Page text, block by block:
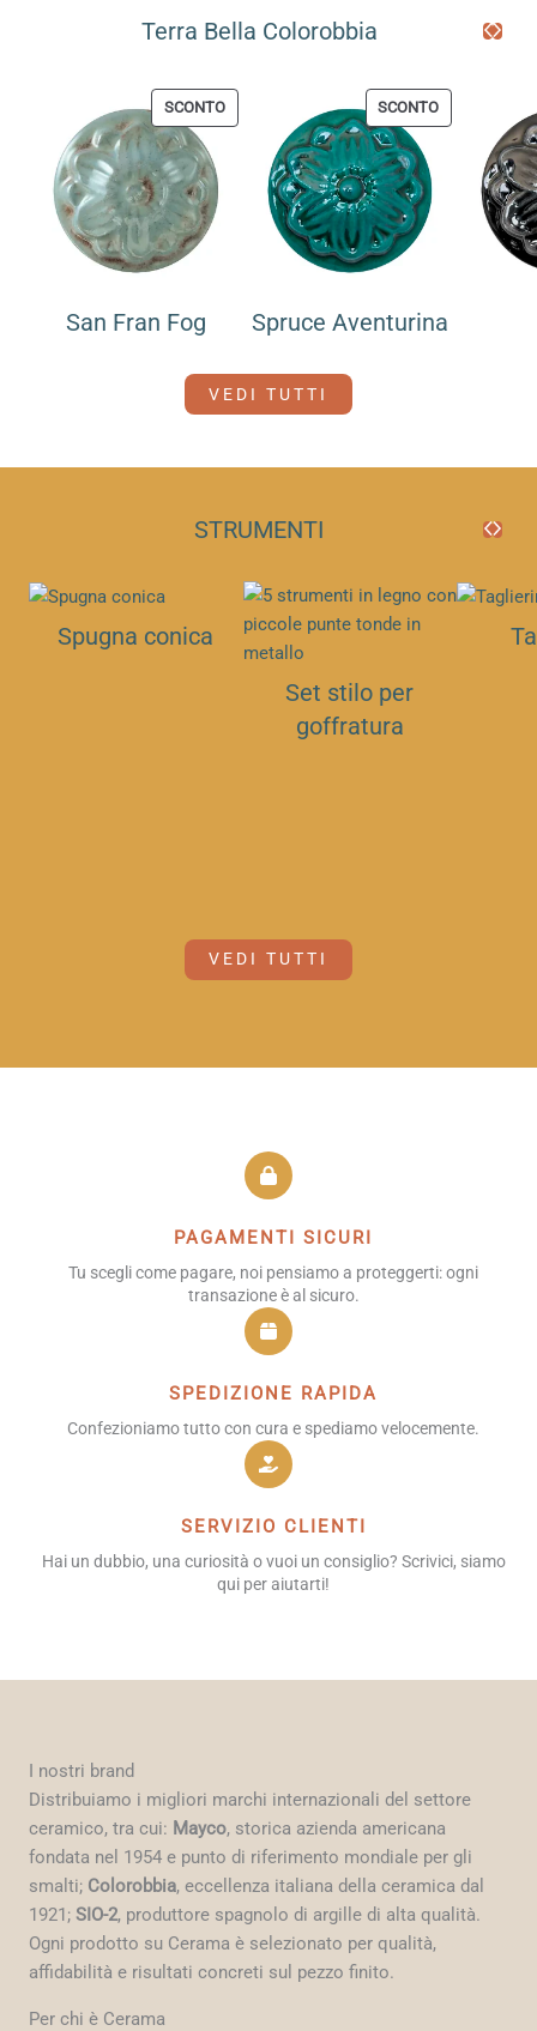
Terra Bella Colorobbia
SCONTOPRODOTTO
OFFERTA
San Fran Fog
SCONTOPRODOTTO
OFFERTA
Spruce Aventurina
VEDI TUTTI
STRUMENTI
Spugna conica
Set stilo per
goffratura
VEDI TUTTI
PAGAMENTI SICURI
Tu scegli come pagare, noi pensiamo a proteggerti: ogni
transazione è al sicuro.
SPEDIZIONE RAPIDA
Confezioniamo tutto con cura e spediamo velocemente.
SERVIZIO CLIENTI
Hai un dubbio, una curiosità o vuoi un consiglio? Scrivici, siamo
qui per aiutarti!
I nostri brand
Distribuiamo i migliori marchi internazionali del settore
ceramico, tra cui: Mayco, storica azienda americana
fondata nel 1954 e punto di riferimento mondiale per gli
smalti; Colorobbia, eccellenza italiana della ceramica dal
1921; SIO-2, produttore spagnolo di argille di alta qualità.
Ogni prodotto su Cerama è selezionato per qualità,
affidabilità e risultati concreti sul pezzo finito.
Per chi è Cerama